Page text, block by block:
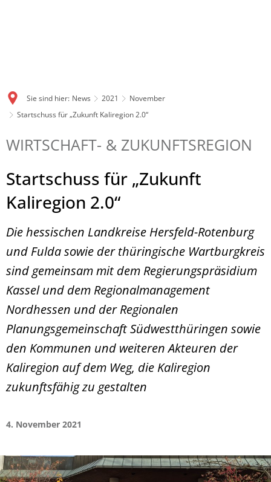
Sie sind hier: News 2021
November
Startschuss für „Zukunft Kaliregion 2.0“
WIRTSCHAFT- & ZUKUNFTSREGION
Startschuss für „Zukunft
Kaliregion 2.0“
Die hessischen Landkreise Hersfeld-Rotenburg
und Fulda sowie der thüringische Wartburgkreis
sind gemeinsam mit dem Regierungspräsidium
Kassel und dem Regionalmanagement
Nordhessen und der Regionalen
Planungsgemeinschaft Südwestthüringen sowie
den Kommunen und weiteren Akteuren der
Kaliregion auf dem Weg, die Kaliregion
zukunftsfähig zu gestalten
4. November 2021